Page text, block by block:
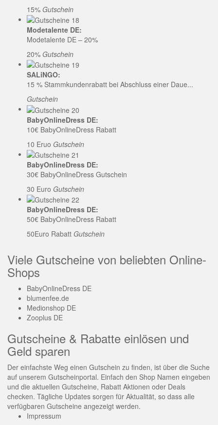
15% Gutschein
Modetalente DE:
Modetalente DE – 20%
20% Gutschein
SALiNGO:
15 % Stammkundenrabatt bei Abschluss einer Daue...
Gutschein
BabyOnlineDress DE:
10€ BabyOnlineDress Rabatt
10 Eruo Gutschein
BabyOnlineDress DE:
30€ BabyOnlineDress Gutschein
30 Euro Gutschein
BabyOnlineDress DE:
50€ BabyOnlineDress Rabatt
50Euro Rabatt Gutschein
Viele Gutscheine von beliebten Online-
Shops
BabyOnlineDress DE
blumenfee.de
Medionshop DE
Zooplus DE
Gutscheine & Rabatte einlösen und
Geld sparen
Der einfachste Weg einen Gutschein zu finden, ist über die Suche
auf unserem Gutscheinportal. Einfach den Shop Namen eingeben
und die aktuellen Gutscheine, Rabatt Aktionen oder Deals
checken. Tägliche Updates sorgen für Aktualität, so dass alle
verfügbaren Gutscheine angezeigt werden.
Impressum